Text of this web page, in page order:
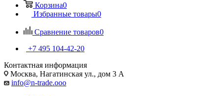
Корзина0
Избранные товары0
Сравнение товаров0
+7 495 104-42-20
Контактная информация
Москва, Нагатинская ул., дом 3 А
info@n-trade.ooo